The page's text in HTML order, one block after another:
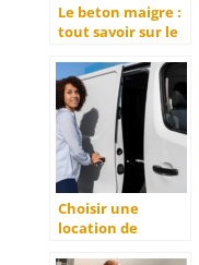
Le beton maigre :
tout savoir sur le
la pose
Choisir une
location de